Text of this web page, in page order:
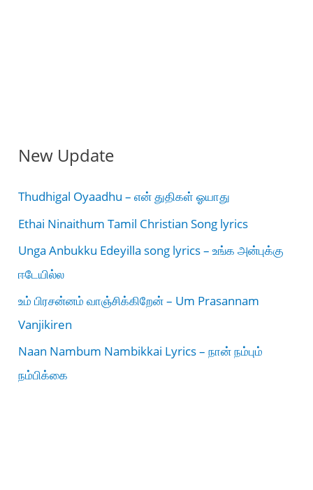
New Update
Thudhigal Oyaadhu – என் துதிகள் ஓயாது
Ethai Ninaithum Tamil Christian Song lyrics
Unga Anbukku Edeyilla song lyrics – உங்க அன்புக்கு
ஈடேயில்ல
உம் பிரசன்னம் வாஞ்சிக்கிறேன் – Um Prasannam
Vanjikiren
Naan Nambum Nambikkai Lyrics – நான் நம்பும்
நம்பிக்கை